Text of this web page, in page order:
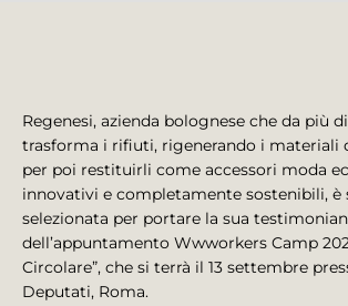
Regenesi, azienda bolognese che da più
trasforma i rifiuti, rigenerando i materiali
per poi restituirli come accessori moda
innovativi e completamente sostenibili, è
selezionata per portare la sua
dell’appuntamento Wwworkers Camp
Circolare”, che si terrà il 13 settembre
Deputati, Roma.